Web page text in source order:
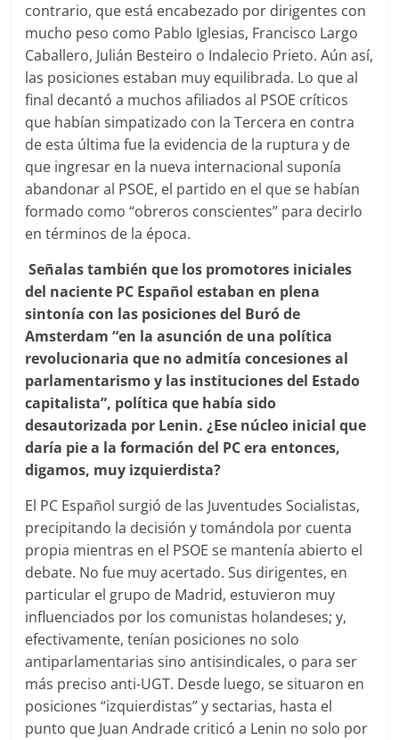
contrario, que está encabezado por dirigentes con
mucho peso como Pablo Iglesias, Francisco Largo
Caballero, Julián Besteiro o Indalecio Prieto. Aún así,
las posiciones estaban muy equilibrada. Lo que al
final decantó a muchos afiliados al PSOE críticos
que habían simpatizado con la Tercera en contra
de esta última fue la evidencia de la ruptura y de
que ingresar en la nueva internacional suponía
abandonar al PSOE, el partido en el que se habían
formado como “obreros conscientes” para decirlo
en términos de la época.
Señalas también que los promotores iniciales
del naciente PC Español estaban en plena
sintonía con las posiciones del Buró de
Amsterdam “en la asunción de una política
revolucionaria que no admitía concesiones al
parlamentarismo y las instituciones del Estado
capitalista”, política que había sido
desautorizada por Lenin. ¿Ese núcleo inicial que
daría pie a la formación del PC era entonces,
digamos, muy izquierdista?
El PC Español surgió de las Juventudes Socialistas,
precipitando la decisión y tomándola por cuenta
propia mientras en el PSOE se mantenía abierto el
debate. No fue muy acertado. Sus dirigentes, en
particular el grupo de Madrid, estuvieron muy
influenciados por los comunistas holandeses; y,
efectivamente, tenían posiciones no solo
antiparlamentarias sino antisindicales, o para ser
más preciso anti-UGT. Desde luego, se situaron en
posiciones “izquierdistas” y sectarias, hasta el
punto que Juan Andrade criticó a Lenin no solo por